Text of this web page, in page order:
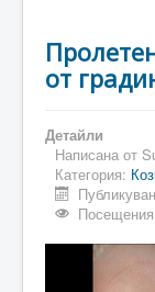
от
Детайли
Написана от
Категория: